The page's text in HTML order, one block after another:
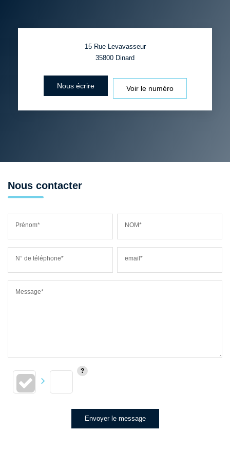
15 Rue Levavasseur
35800 Dinard
Nous écrire Voir le numéro
Nous contacter
Prénom* NOM*
N° de téléphone* email*
Message*
Envoyer le message